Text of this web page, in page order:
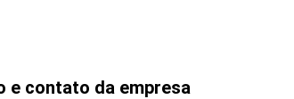
e contato da empresa